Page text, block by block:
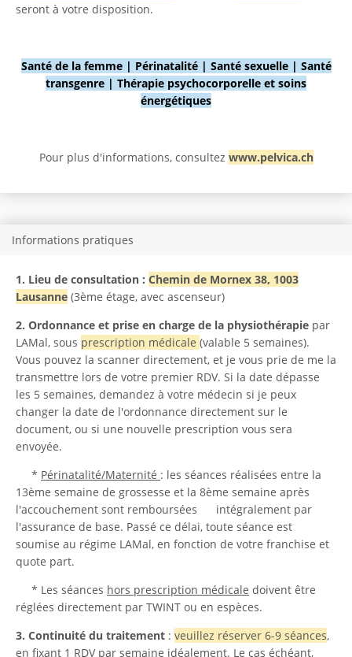
seront à votre disposition.
Santé de la femme | Périnatalité | Santé sexuelle | Santé
transgenre | Thérapie psychocorporelle et soins
énergétiques
Pour plus d'informations, consultez www.pelvica.ch
Informations pratiques
1. Lieu de consultation : Chemin de Mornex 38, 1003
Lausanne(3ème étage, avec ascenseur)
2. Ordonnance et prise en charge de la physiothérapiepar
LAMal, sous prescription médicale (valable 5 semaines).
Vous pouvez la scanner directement, et je vous prie de me la
transmettre lors de votre premier RDV. Si la date dépasse
les 5 semaines, demandez à votre médecin si je peux
changer la date de l'ordonnance directement sur le
document, ou si une nouvelle prescription vous sera
envoyée.
* Périnatalité/Maternité : les séances réalisées entre la
13ème semaine de grossesse et la 8ème semaine après
l'accouchement sont remboursées intégralement par
l'assurance de base. Passé ce délai, toute séance est
soumise au régime LAMal, en fonction de votre franchise et
quote part.
* Les séances hors prescription médicale doivent être
réglées directement par TWINT ou en espèces.
3. Continuité du traitement: veuillez réserver 6-9 séances,
en fixant 1 RDV par semaine idéalement. Le cas échéant,